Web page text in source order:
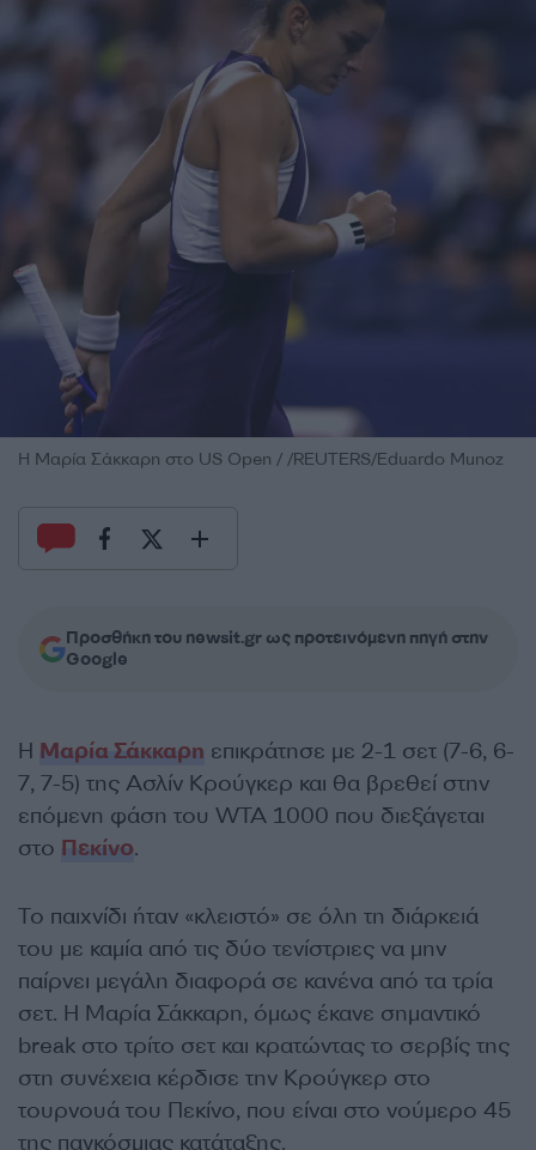
Η Μαρία Σάκκαρη στο US Open / /REUTERS/Eduardo Munoz
Προσθήκη του newsit.gr ως προτεινόμενη πηγή στην
Google
Η Μαρία Σάκκαρη επικράτησε με 2-1 σετ (7-6, 6-
7, 7-5) της Ασλίν Κρούγκερ και θα βρεθεί στην
επόμενη φάση του WTA 1000 που διεξάγεται
στο Πεκίνο.
Το παιχνίδι ήταν «κλειστό» σε όλη τη διάρκειά
του με καμία από τις δύο τενίστριες να μην
παίρνει μεγάλη διαφορά σε κανένα από τα τρία
σετ. Η Μαρία Σάκκαρη, όμως έκανε σημαντικό
break στο τρίτο σετ και κρατώντας το σερβίς της
στη συνέχεια κέρδισε την Κρούγκερ στο
τουρνουά του Πεκίνο, που είναι στο νούμερο 45
της παγκόσμιας κατάταξης.